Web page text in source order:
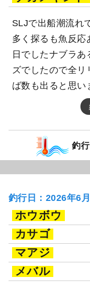
SLJで出船潮流れ
多く探るも魚反応
日でしたナブラ
ズでしたので全
ば数も出ると思い
釣
釣行日：2026年6
ホウボウ
カサゴ
マアジ
メバル